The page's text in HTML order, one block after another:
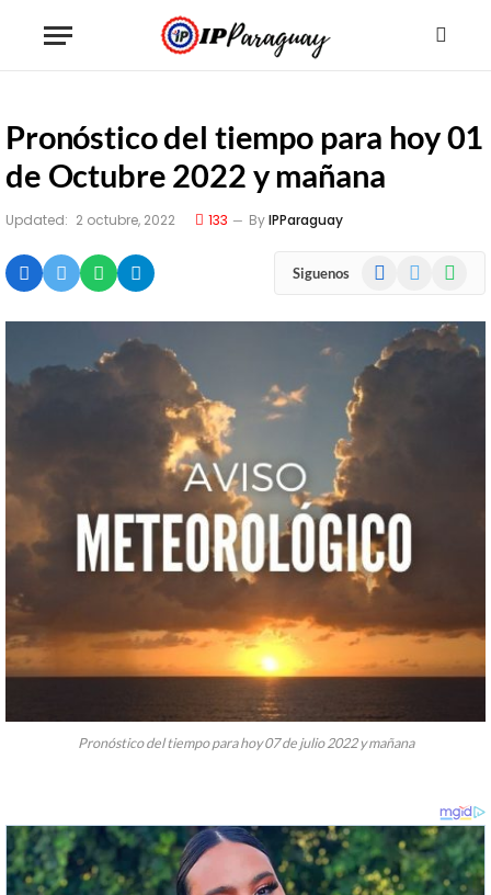
Pronóstico del tiempo para hoy 01
de Octubre 2022 y mañana
Updated: 2 octubre, 2022 133 ByIPParaguay
Siguenos Facebook
Pronóstico del tiempo para hoy 07 de julio 2022 y mañana